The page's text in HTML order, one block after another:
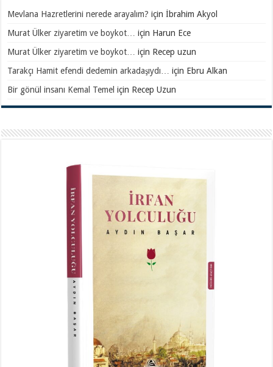
Mevlana Hazretlerini nerede arayalım? içinİbrahim Akyol
Murat Ülker ziyaretim ve boykot…
için Harun Ece
Murat Ülker ziyaretim ve boykot…
için Recep uzun
Tarakçı Hamit efendi dedemin arkadaşıydı…
için Ebru Alkan
Bir gönül insanı Kemal Temel için Recep Uzun